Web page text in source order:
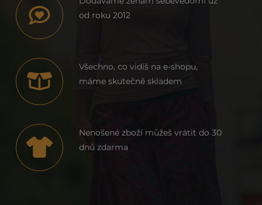
od roku 2012
Všechno, co vidíš na e-shopu,
máme skutečně skladem
Nenošené zboží můžeš vrátit do 30
dnů zdarma